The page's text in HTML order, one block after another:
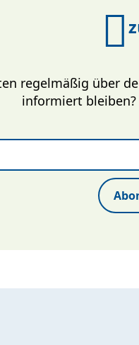
regelmäßig über
informiert